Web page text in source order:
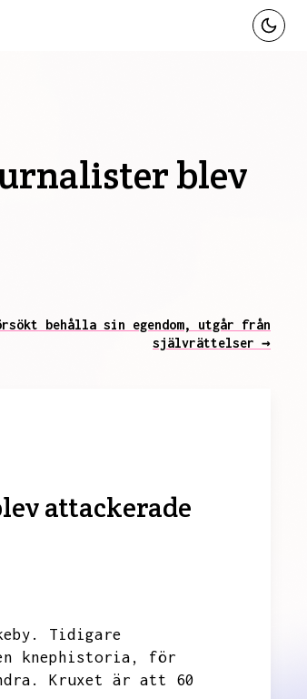
blev
behålla sin egendom, utgår från
självrättelser →
attackerade
Tidigare
knephistoria,
för
Kruxet är att 60